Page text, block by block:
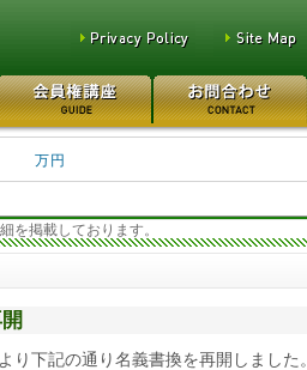
留カントリー倶楽部 55万円
レイ
3400万円
ま梨花カントリーク... 20万円
万円
を掲載しております。
り下記の通り名義書換を再開しました。